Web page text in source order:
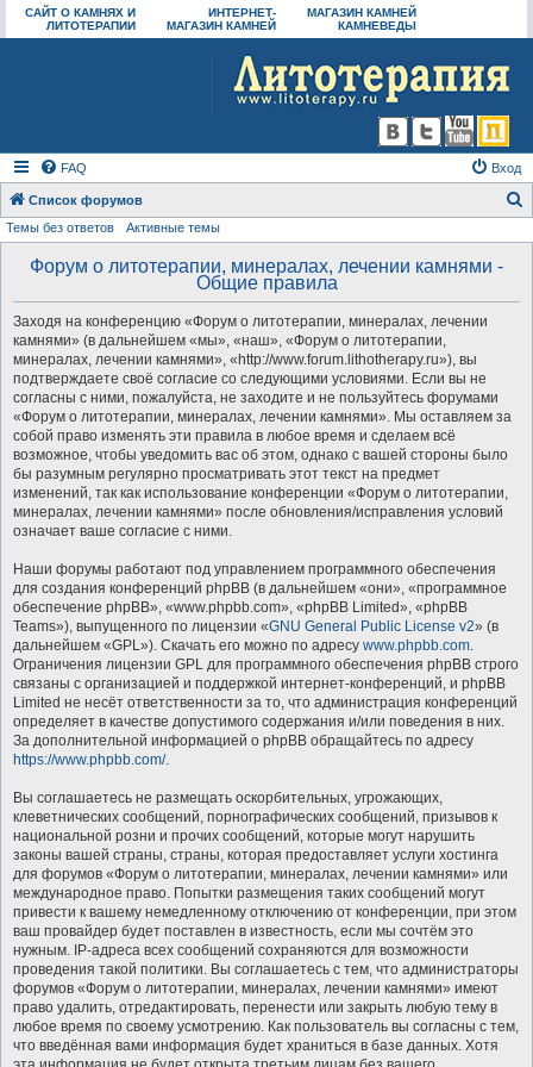
САЙТ О КАМНЯХ И
ЛИТОТЕРАПИИ
ИНТЕРНЕТ-
МАГАЗИН КАМНЕЙ
МАГАЗИН КАМНЕЙ
КАМНЕВЕДЫ
FAQ Вход
Список форумов
Темы без ответов Активные темы
Форум о литотерапии, минералах, лечении камнями -
Общие правила
Заходя на конференцию «Форум о литотерапии, минералах, лечении
камнями» (в дальнейшем «мы», «наш», «Форум о литотерапии,
минералах, лечении камнями», «http://www.forum.lithotherapy.ru»), вы
подтверждаете своё согласие со следующими условиями. Если вы не
согласны с ними, пожалуйста, не заходите и не пользуйтесь форумами
«Форум о литотерапии, минералах, лечении камнями». Мы оставляем за
собой право изменять эти правила в любое время и сделаем всё
возможное, чтобы уведомить вас об этом, однако с вашей стороны было
бы разумным регулярно просматривать этот текст на предмет
изменений, так как использование конференции «Форум о литотерапии,
минералах, лечении камнями» после обновления/исправления условий
означает ваше согласие с ними.
Наши форумы работают под управлением программного обеспечения
для создания конференций phpBB (в дальнейшем «они», «программное
обеспечение phpBB», «www.phpbb.com», «phpBB Limited», «phpBB
Teams»), выпущенного по лицензии «GNU General Public License v2» (в
дальнейшем «GPL»). Скачать его можно по адресу www.phpbb.com.
Ограничения лицензии GPL для программного обеспечения phpBB строго
связаны с организацией и поддержкой интернет-конференций, и phpBB
Limited не несёт ответственности за то, что администрация конференций
определяет в качестве допустимого содержания и/или поведения в них.
За дополнительной информацией о phpBB обращайтесь по адресу
https://www.phpbb.com/.
Вы соглашаетесь не размещать оскорбительных, угрожающих,
клеветнических сообщений, порнографических сообщений, призывов к
национальной розни и прочих сообщений, которые могут нарушить
законы вашей страны, страны, которая предоставляет услуги хостинга
для форумов «Форум о литотерапии, минералах, лечении камнями» или
международное право. Попытки размещения таких сообщений могут
привести к вашему немедленному отключению от конференции, при этом
ваш провайдер будет поставлен в известность, если мы сочтём это
нужным. IP-адреса всех сообщений сохраняются для возможности
проведения такой политики. Вы соглашаетесь с тем, что администраторы
форумов «Форум о литотерапии, минералах, лечении камнями» имеют
право удалить, отредактировать, перенести или закрыть любую тему в
любое время по своему усмотрению. Как пользователь вы согласны с тем,
что введённая вами информация будет храниться в базе данных. Хотя